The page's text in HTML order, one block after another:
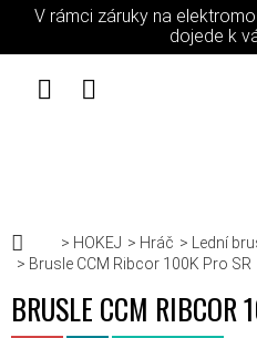
Přejít na obsah
V rámci záruky na
dojede k
Domů
HOKEJ Hráč Lední
Brusle CCM Ribcor 100K Pro SR
BRUSLE CCM RIBCOR